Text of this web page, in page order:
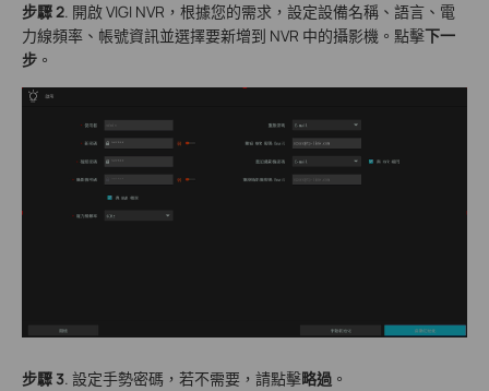
步驟 2. 開啟 VIGI NVR，根據您的需求，設定設備名稱、語言、電
力線頻率、帳號資訊並選擇要新增到 NVR 中的攝影機。點擊下一
步 。
步驟 3 . 設定手勢密碼，若不需要，請點擊略過 。